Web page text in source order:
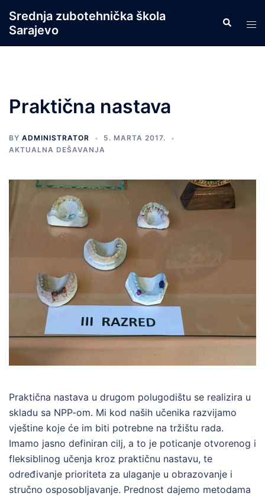
content
Srednja zubotehnička škola
Sarajevo
Search
Praktična nastava
BY ADMINISTRATOR
5. MARTA 2017.
AKTUALNA DEŠAVANJA
Praktična nastava u drugom polugodištu se realizira u
skladu sa NPP-om. Mi kod naših učenika razvijamo
vještine koje će im biti potrebne na tržištu rada.
Imamo jasno definiran cilj, a to je poticanje otvorenog i
fleksiblinog učenja kroz praktičnu nastavu, te
određivanje prioriteta za ulaganje u obrazovanje i
stručno osposobljavanje. Prednost dajemo metodama